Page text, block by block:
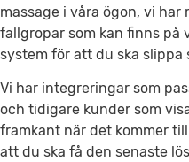
massage i våra ögon, vi har
fallgropar som kan finns på
system för att du ska slippa
Vi har integreringar som
och tidigare kunder som
framkant när det kommer
att du ska få den senaste